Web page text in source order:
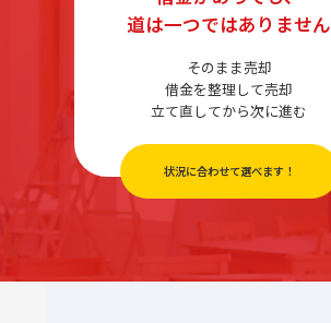
道は一つではありません
そのまま売却
借金を整理して売却
立て直してから次に進む
状況に合わせて選べます！